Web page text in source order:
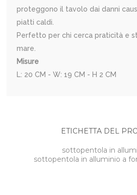
proteggono il tavolo dai danni
piatti caldi.
Perfetto per chi cerca praticità e
mare.
Misure
L: 20 CM - W: 19 CM - H 2 CM
ETICHETTA DEL
sottopentola in
sottopentola in alluminio a